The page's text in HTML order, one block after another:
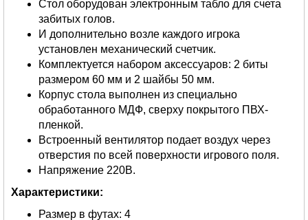
Стол оборудован электронным табло для счета
забитых голов.
И дополнительно возле каждого игрока
установлен механический счетчик.
Комплектуется набором аксессуаров: 2 биты
размером 60 мм и 2 шайбы 50 мм.
Корпус стола выполнен из специально
обработанного МДФ, сверху покрытого ПВХ-
пленкой.
Встроенный вентилятор подает воздух через
отверстия по всей поверхности игрового поля.
Напряжение 220В.
Характеристики:
Размер в футах: 4